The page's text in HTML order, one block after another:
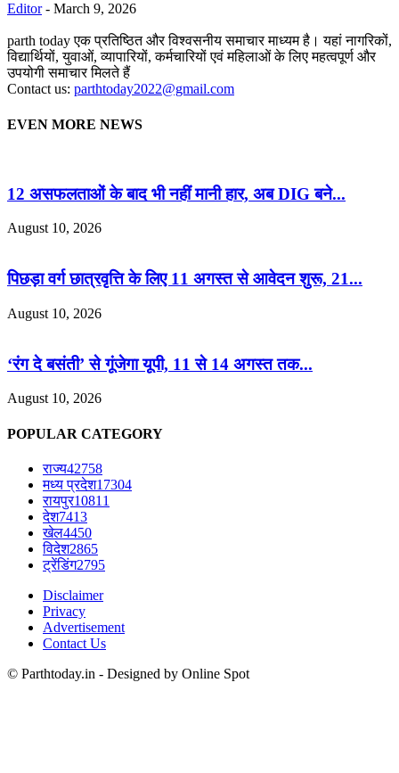
Editor - March 9, 2026
parth today एक प्रतिष्ठित और विश्वसनीय समाचार माध्यम है। यहां नागरिकों,
विद्यार्थियों, युवाओं, व्यापारियों, कर्मचारियों एवं महिलाओं के लिए महत्वपूर्ण और
उपयोगी समाचार मिलते हैं
Contact us: parthtoday2022@gmail.com
EVEN MORE NEWS
12 असफलताओं के बाद भी नहीं मानी हार, अब DIG बने...
August 10, 2026
पिछड़ा वर्ग छात्रवृत्ति के लिए 11 अगस्त से आवेदन शुरू, 21...
August 10, 2026
‘रंग दे बसंती’ से गूंजेगा यूपी, 11 से 14 अगस्त तक...
August 10, 2026
POPULAR CATEGORY
राज्य42758
मध्य प्रदेश17304
रायपुर10811
देश7413
खेल4450
विदेश2865
ट्रेंडिंग2795
Disclaimer
Privacy
Advertisement
Contact Us
© Parthtoday.in - Designed by Online Spot